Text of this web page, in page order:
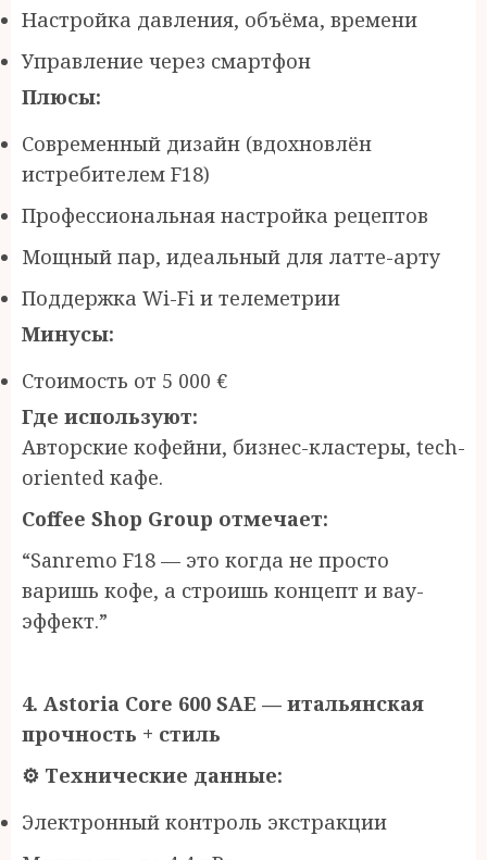
Настройка давления, объёма, времени
Управление через смартфон
Плюсы:
Современный дизайн (вдохновлён
истребителем F18)
Профессиональная настройка рецептов
Мощный пар, идеальный для латте-арту
Поддержка Wi-Fi и телеметрии
Минусы:
Стоимость от 5 000 €
Где используют:
Авторские кофейни, бизнес-кластеры, tech-
oriented кафе.
Coffee Shop Group отмечает:
“Sanremo F18 — это когда не просто
варишь кофе, а строишь концепт и вау-
эффект.”
4. Astoria Core 600 SAE — итальянская
прочность + стиль
⚙ ️ Технические данные:
Электронный контроль экстракции